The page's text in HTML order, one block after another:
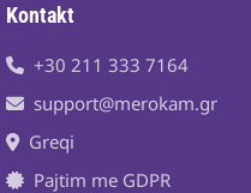
Kontakt
+30 211 333 7164
support@merokam.gr
Greqi
Pajtim me GDPR